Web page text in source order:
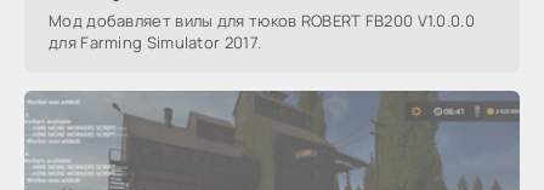
Мод добавляет вилы для тюков ROBERT FB200 V1.0.0.0
для Farming Simulator 2017.